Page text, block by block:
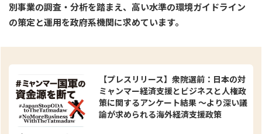
別事業の調査・分析を踏まえ、高い水準の環境ガイドライン
の策定と運用を政府系機関に求めています。
【プレスリリース】衆院選前：日本の対
ミャンマー経済支援とビジネスと人権政
策に関するアンケート結果 ～より深い議
論が求められる海外経済支援政策